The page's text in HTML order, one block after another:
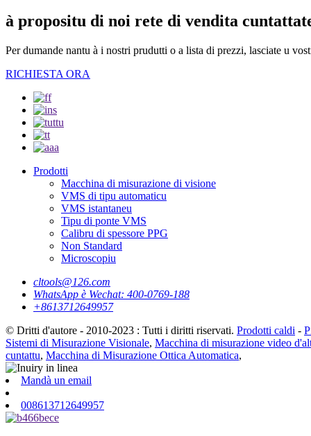
à propositu di noi rete di vendita
Per dumande nantu à i nostri prudutti o a lista di prezzi, lasciate u
RICHIESTA ORA
Prodotti
Macchina di misurazione di visione
VMS di tipu automaticu
VMS istantaneu
Tipu di ponte VMS
Calibru di spessore PPG
Non Standard
Microscopiu
cltools@126.com
WhatsApp è Wechat: 400-0769-188
+8613712649957
© Dritti d'autore - 2010-2023 : Tutti i diritti riservati. Prodotti caldi -
Sistemi di Misurazione Visionale, Macchina di misurazione video
cuntattu, Macchina di Misurazione Ottica Automatica,
Mandà un email
008613712649957